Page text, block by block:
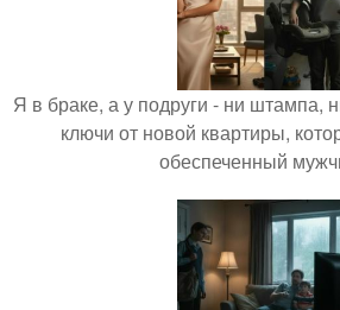
Я в браке, а у подруги - ни штампа,
ключи от новой квартиры,
обеспеченный